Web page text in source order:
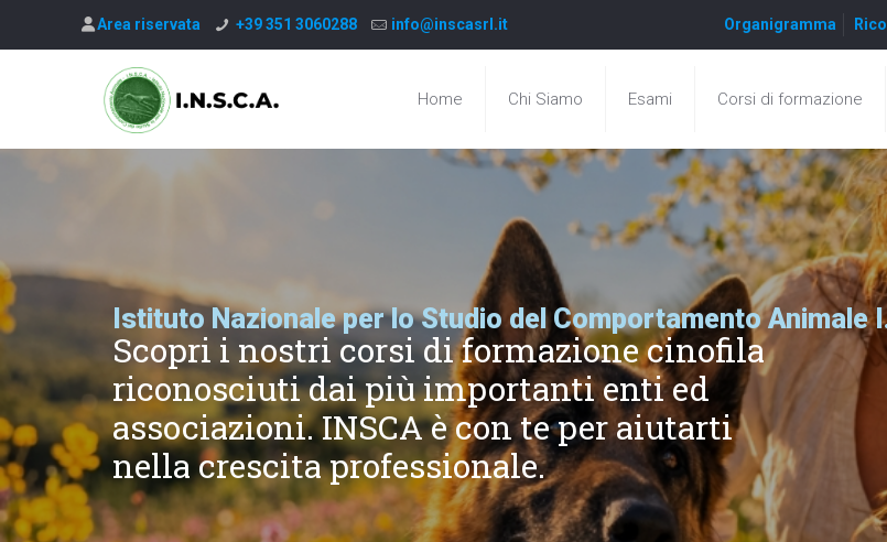
Area riservata +39 351 3060288 info@inscasrl.it Organigramma
Home Chi Siamo Esami Corsi di formazione
Scopri i nostri corsi di formazione cinofila
riconosciuti dai più importanti enti ed
associazioni. INSCA è con te per aiutarti
nella crescita professionale.
Istituto Nazionale per lo Studio del Comportamento Animale